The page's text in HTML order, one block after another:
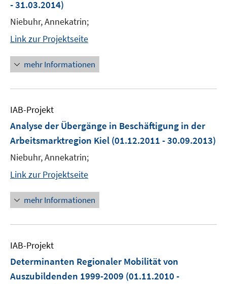
- 31.03.2014)
Niebuhr, Annekatrin;
Link zur Projektseite
mehr Informationen
IAB-Projekt
Analyse der Übergänge in Beschäftigung in der
Arbeitsmarktregion Kiel (01.12.2011 - 30.09.2013)
Niebuhr, Annekatrin;
Link zur Projektseite
mehr Informationen
IAB-Projekt
Determinanten Regionaler Mobilität von
Auszubildenden 1999-2009 (01.11.2010 -